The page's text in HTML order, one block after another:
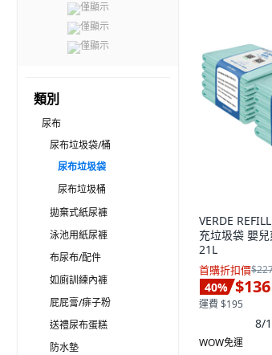
僅顯示
僅顯示
僅顯示
類別
尿布
尿布垃圾袋/桶
尿布垃圾袋
尿布垃圾桶
拋棄式紙尿褲
泳池用紙尿褲
布尿布/配件
如廁訓練內褲
屁屁膏/痱子粉
送禮尿布蛋糕
防水墊
VERDE
充垃圾袋 嬰
21L
首購折扣價
40% $136
運費 $195
8/
WOW免運